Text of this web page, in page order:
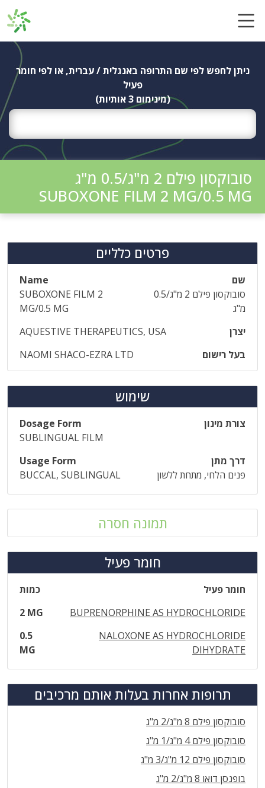
ניתן לחפש לפי שם התרופה באנגלית / עברית, או לפי חומר
פעיל
(מינימום 3 אותיות)
סובוקסון פילם 2 מ"ג/0.5 מ"ג
SUBOXONE FILM 2 MG/0.5 MG
פרטים כלליים
שם
Name
סובוקסון פילם 2 מ"ג/0.5
מ"ג
SUBOXONE FILM 2
MG/0.5 MG
יצרן
AQUESTIVE THERAPEUTICS, USA
בעל רישום
NAOMI SHACO-EZRA LTD
שימוש
צורת מינון
Dosage Form
SUBLINGUAL FILM
דרך מתן
Usage Form
פנים הלחי, מתחת ללשון
BUCCAL, SUBLINGUAL
תמונה חסרה
חומר פעיל
חומר פעיל
כמות
BUPRENORPHINE AS HYDROCHLORIDE
2 MG
NALOXONE AS HYDROCHLORIDE
DIHYDRATE
0.5
MG
תרופות אחרות בעלות אותם מרכיבים
סובוקסון פילם 8 מ"ג/2 מ"ג
סובוקסון פילם 4 מ"ג/1 מ"ג
סובוקסון פילם 12 מ"ג/3 מ"ג
בופנסן דואו 8 מ"ג/2 מ"ג